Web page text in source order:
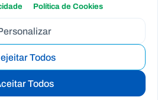
| Politica de Privacidade
Política de Cookies
Todos
Todos